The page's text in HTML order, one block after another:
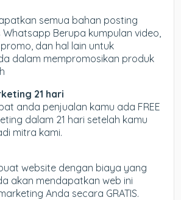
semua bahan posting
Berupa kumpulan video,
dan hal lain untuk
dalam mempromosikan produk
21 hari
anda penjualan kamu ada FREE
dalam 21 hari setelah kamu
mitra kami.
website dengan biaya yang
akan mendapatkan web ini
Anda secara GRATIS.